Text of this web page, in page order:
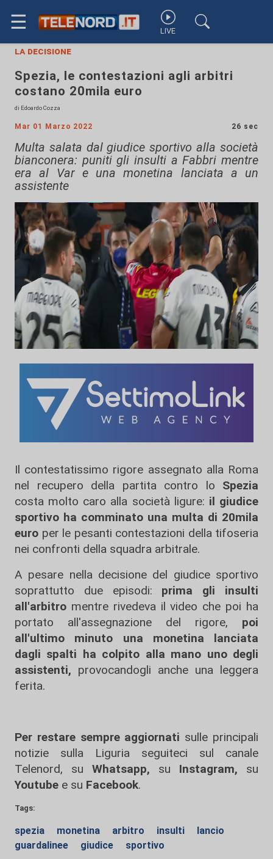
☰ LIVE
la decisione
Spezia, le contestazioni agli arbitri
costano 20mila euro
di Edoardo Cozza
Mar 01 Marzo 2022 26 sec
Multa salata dal giudice sportivo alla società
bianconera: puniti gli insulti a Fabbri mentre
era al Var e una monetina lanciata a un
assistente
Il contestatissimo rigore assegnato alla Roma
nel recupero della partita contro lo Spezia
costa molto caro alla società ligure: il giudice
sportivo ha comminato una multa di 20mila
euro per le pesanti contestazioni della tifoseria
nei confronti della squadra arbitrale.
A pesare nella decisione del giudice sportivo
soprattutto due episodi: prima gli insulti
all'arbitro mentre rivedeva il video che poi ha
portato all'assegnazione del rigore, poi
all'ultimo minuto una monetina lanciata
dagli spalti ha colpito alla mano uno degli
assistenti, provocandogli anche una leggera
ferita.
Per restare sempre aggiornati sulle principali
notizie sulla Liguria seguiteci sul canale
Telenord, su
Whatsapp, su Instagram, su
Youtube e su Facebook.
Tags:
spezia monetina arbitro insulti
lancio
guardalinee
giudice sportivo